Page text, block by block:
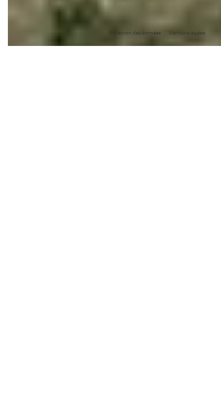
Protection des données Mentions légales